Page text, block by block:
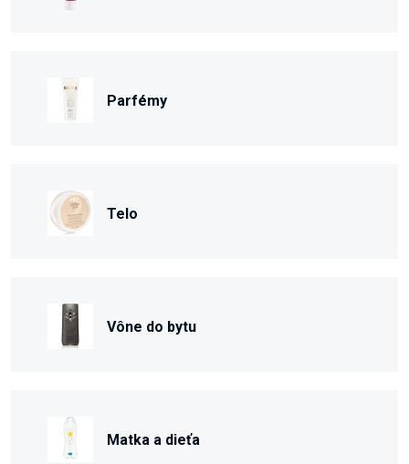
Parfémy
Telo
Vône do bytu
Matka a dieťa